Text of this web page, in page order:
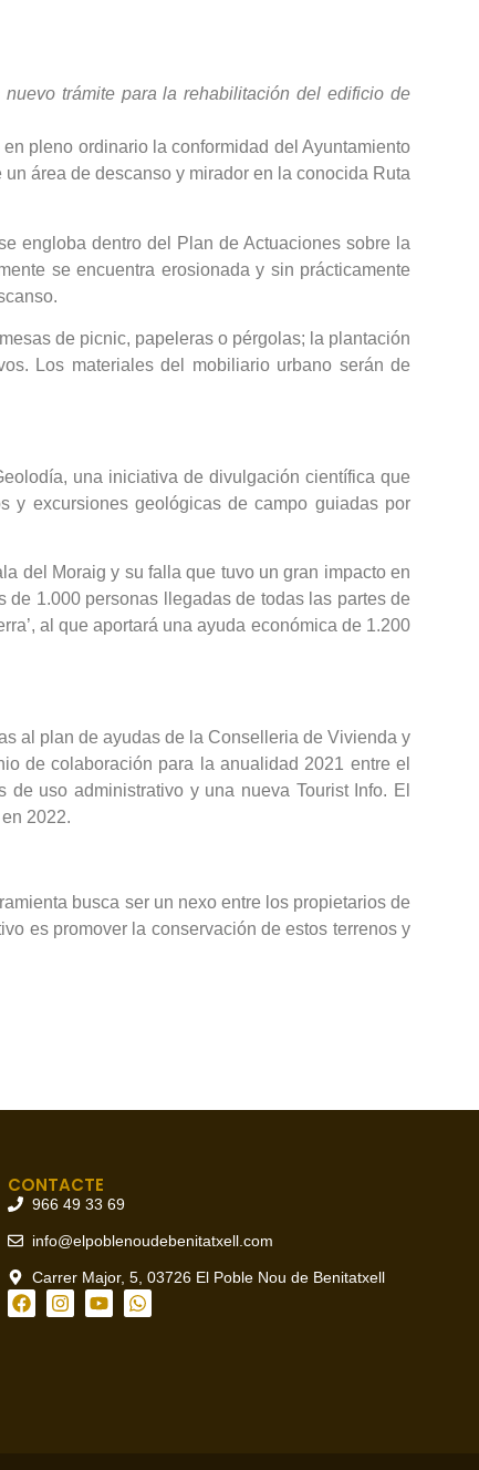
trámite para la rehabilitación del edificio de
pleno ordinario la conformidad del Ayuntamiento
área de descanso y mirador en la conocida Ruta
engloba dentro del Plan de Actuaciones sobre la
se encuentra erosionada y sin prácticamente
de picnic, papeleras o pérgolas; la plantación
Los materiales del mobiliario urbano serán de
una iniciativa de divulgación científica que
y excursiones geológicas de campo guiadas por
del Moraig y su falla que tuvo un gran impacto en
1.000 personas llegadas de todas las partes de
al que aportará una ayuda económica de 1.200
al plan de ayudas de la Conselleria de Vivienda y
de colaboración para la anualidad 2021 entre el
uso administrativo y una nueva Tourist Info. El
2022.
busca ser un nexo entre los propietarios de
es promover la conservación de estos terrenos y
CONTACTE
966 49 33 69
info@elpoblenoudebenitatxell.com
Carrer Major, 5, 03726 El Poble Nou de Benitatxell